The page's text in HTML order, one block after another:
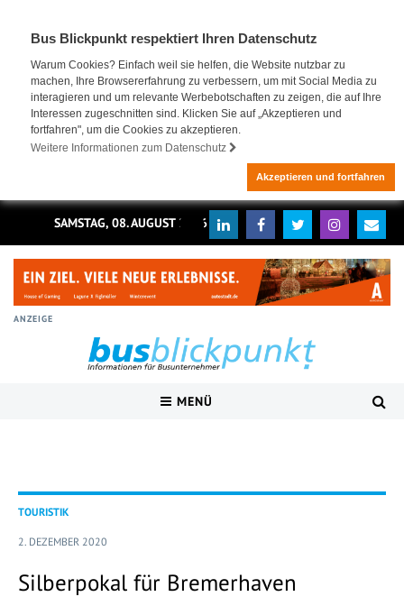
Bus Blickpunkt respektiert Ihren Datenschutz
Warum Cookies? Einfach weil sie helfen, die Website nutzbar zu
machen, Ihre Browsererfahrung zu verbessern, um mit Social Media zu
interagieren und um relevante Werbebotschaften zu zeigen, die auf Ihre
Interessen zugeschnitten sind. Klicken Sie auf „Akzeptieren und
fortfahren", um die Cookies zu akzeptieren.
Weitere Informationen zum Datenschutz
Akzeptieren und fortfahren
SAMSTAG, 08. AUGUST 2026
ANZEIGE
MENÜ
TOURISTIK
2. DEZEMBER 2020
Silberpokal für Bremerhaven